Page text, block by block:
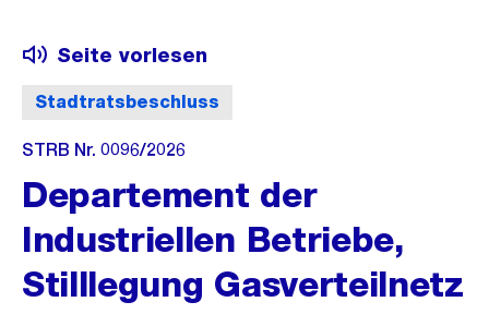
Stadtratsbeschluss
Seite vorlesen
STRB Nr. 0096/2026
Departement der
Industriellen Betriebe,
Stilllegung Gasverteilnetz